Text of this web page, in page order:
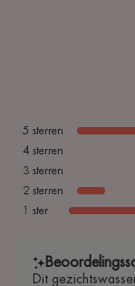
5 sterren
4 sterren
3 sterren
2 sterren
1 ster
Dit